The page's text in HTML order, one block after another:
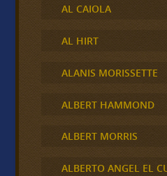
AL CAIOLA
AL HIRT
ALANIS MORISSETTE
ALBERT HAMMOND
ALBERT MORRIS
ALBERTO ANGEL EL